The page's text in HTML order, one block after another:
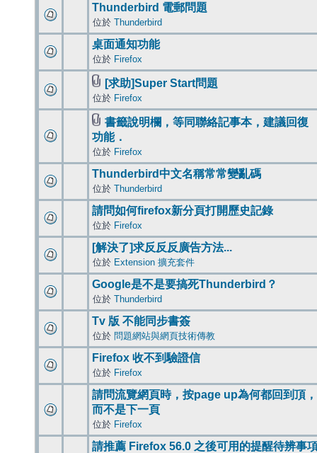
Thunderbird 電郵問題
位於 Thunderbird
桌面通知功能
位於 Firefox
[求助]Super Start問題
位於 Firefox
書籤說明欄，等同聯絡記事本，建議回復
功能．
位於 Firefox
Thunderbird中文名稱常常變亂碼
位於 Thunderbird
請問如何firefox新分頁打開歷史記錄
位於 Firefox
[解決了]求反反反廣告方法...
位於 Extension 擴充套件
Google是不是要搞死Thunderbird？
位於 Thunderbird
Tv 版 不能同步書簽
位於 問題網站與網頁技術傳教
Firefox 收不到驗證信
位於 Firefox
請問流覽網頁時，按page up為何都回到頂，
而不是下一頁
位於 Firefox
請推薦 Firefox 56.0 之後可用的提醒待辨事